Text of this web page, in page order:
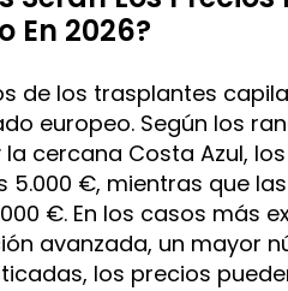
En 2026?
de los trasplantes
europeo. Según los
la cercana Costa Azul,
5.000 €, mientras que
€. En los casos más
avanzada, un mayor
los precios